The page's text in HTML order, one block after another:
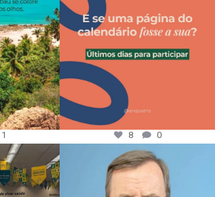
1 8 0